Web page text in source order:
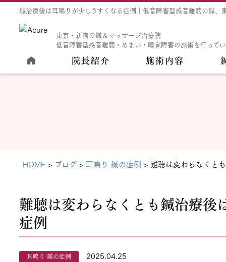
鍼治療後は耳鳴りが少しうすくなる症例｜低音障害型感音難聴の鍼
東京・新宿の鍼＆マッサージ治療院
低音障害型感音難聴・めまい・嗅覚障害の施術を行って
院長紹介 施術内容
HOME ブログ 耳鳴り 鍼の症例 難聴は変わらなくと
難聴は変わらなくとも鍼治療後
症例
耳鳴り 鍼の症例 2025.04.25